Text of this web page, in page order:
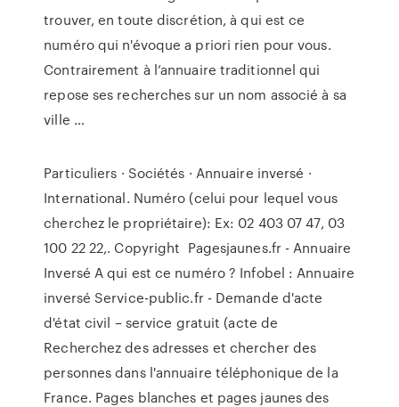
trouver, en toute discrétion, à qui est ce
numéro qui n'évoque a priori rien pour vous.
Contrairement à l’annuaire traditionnel qui
repose ses recherches sur un nom associé à sa
ville …
Particuliers · Sociétés · Annuaire inversé ·
International. Numéro (celui pour lequel vous
cherchez le propriétaire): Ex: 02 403 07 47, 03
100 22 22,. Copyright Pagesjaunes.fr - Annuaire
Inversé A qui est ce numéro ? Infobel : Annuaire
inversé Service-public.fr - Demande d'acte
d'état civil – service gratuit (acte de
Recherchez des adresses et chercher des
personnes dans l'annuaire téléphonique de la
France. Pages blanches et pages jaunes des